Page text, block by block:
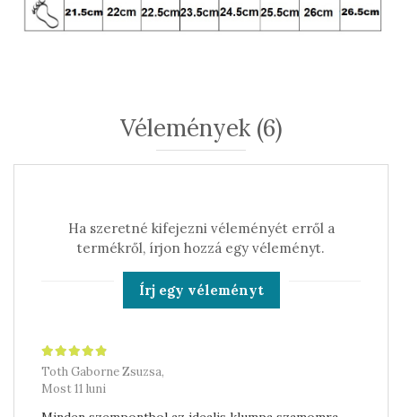
Vélemények (6)
Ha szeretné kifejezni véleményét erről a
termékről, írjon hozzá egy véleményt.
Írj egy véleményt
Toth Gaborne Zsuzsa,
Most 11 luni